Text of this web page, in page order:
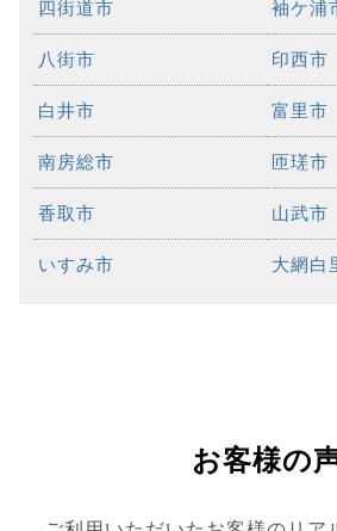
四街道市 袖ケ浦
八街市 印西市
白井市 富里市
南房総市 匝瑳市
香取市 山武市
いすみ市 大網白
お客様の